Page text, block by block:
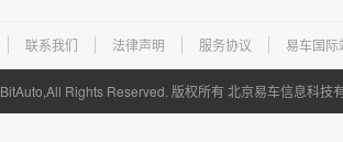
联系我们 法律声明 服务协议 易车国际
BitAuto,All Rights Reserved. 版权所有 北京易车信息科